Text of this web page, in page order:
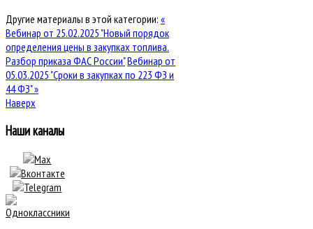
Другие материалы в этой категории: «
Вебинар от 25.02.2025 "Новый порядок
определения цены в закупках топлива.
Разбор приказа ФАС России"Вебинар от
05.03.2025 "Сроки в закупках по 223 ФЗ и
44 ФЗ" »
Наверх
Наши каналы